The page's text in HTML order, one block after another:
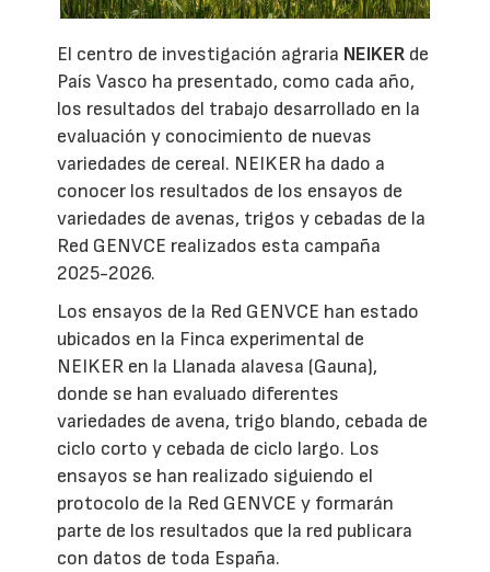
El centro de investigación agraria NEIKER de
País Vasco ha presentado, como cada año,
los resultados del trabajo desarrollado en la
evaluación y conocimiento de nuevas
variedades de cereal. NEIKER ha dado a
conocer los resultados de los ensayos de
variedades de avenas, trigos y cebadas de la
Red GENVCE realizados esta campaña
2025-2026.
Los ensayos de la Red GENVCE han estado
ubicados en la Finca experimental de
NEIKER en la Llanada alavesa (Gauna),
donde se han evaluado diferentes
variedades de avena, trigo blando, cebada de
ciclo corto y cebada de ciclo largo. Los
ensayos se han realizado siguiendo el
protocolo de la Red GENVCE y formarán
parte de los resultados que la red publicara
con datos de toda España.